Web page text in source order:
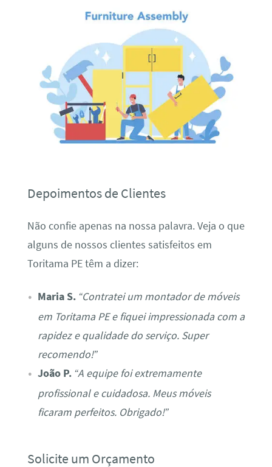
Depoimentos de Clientes
Não confie apenas na nossa palavra. Veja o que
alguns de nossos clientes satisfeitos em
Toritama PE têm a dizer:
Maria S. “Contratei um montador de móveis
em Toritama PE e fiquei impressionada com a
rapidez e qualidade do serviço. Super
recomendo!”
João P. “A equipe foi extremamente
profissional e cuidadosa. Meus móveis
ficaram perfeitos. Obrigado!”
Solicite um Orçamento